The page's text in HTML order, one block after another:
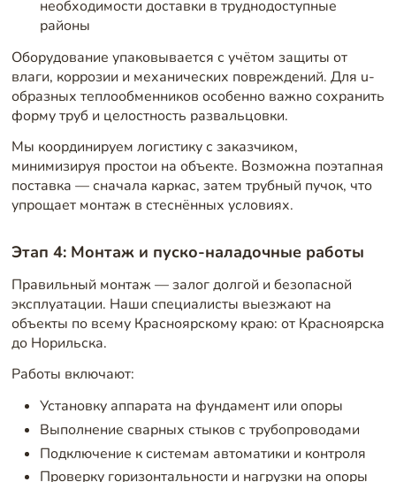
необходимости доставки в труднодоступные
районы
Оборудование упаковывается с учётом защиты от
влаги, коррозии и механических повреждений. Для u-
образных теплообменников особенно важно сохранить
форму труб и целостность развальцовки.
Мы координируем логистику с заказчиком,
минимизируя простои на объекте. Возможна поэтапная
поставка — сначала каркас, затем трубный пучок, что
упрощает монтаж в стеснённых условиях.
Этап 4: Монтаж и пуско-наладочные работы
Правильный монтаж — залог долгой и безопасной
эксплуатации. Наши специалисты выезжают на
объекты по всему Красноярскому краю: от Красноярска
до Норильска.
Работы включают:
Установку аппарата на фундамент или опоры
Выполнение сварных стыков с трубопроводами
Подключение к системам автоматики и контроля
Проверку горизонтальности и нагрузки на опоры